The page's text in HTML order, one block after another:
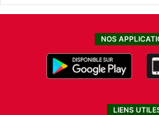
NOS
LIENS